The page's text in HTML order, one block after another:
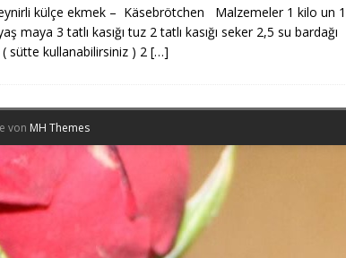
külçe ekmek – Käsebrötchen Malzemeler 1 kilo un 1
maya 3 tatlı kasığı tuz 2 tatlı kasığı seker 2,5 su bardağı
( sütte kullanabilirsiniz ) 2 […]
von MH Themes